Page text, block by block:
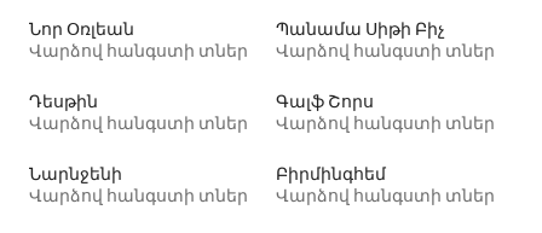
Նոր Օռլեան
Վարձով հանգստի տներ
Պանամա Սիթի Բիչ
Վարձով հանգստի տներ
Դեսթին
Վարձով հանգստի տներ
Գալֆ Շորս
Վարձով հանգստի տներ
Նարնջենի
Վարձով հանգստի տներ
Բիրմինգհեմ
Վարձով հանգստի տներ